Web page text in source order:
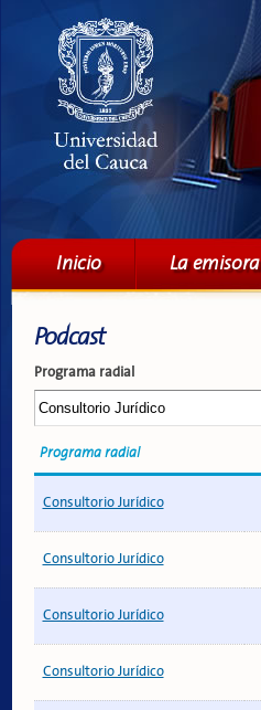
Menú principal
Inicio La emisora
Podcast
Programa radial
Programa radial
Consultorio Jurídico
Consultorio Jurídico
Consultorio Jurídico
Consultorio Jurídico